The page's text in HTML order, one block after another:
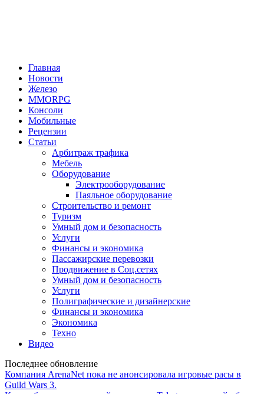
Главная
Новости
Железо
MMORPG
Консоли
Мобильные
Рецензии
Статьи
Арбитраж трафика
Мебель
Оборудование
Электрооборудование
Паяльное оборудование
Строительство и ремонт
Туризм
Умный дом и безопасность
Услуги
Финансы и экономика
Пассажирские перевозки
Продвижение в Соц.сетях
Умный дом и безопасность
Услуги
Полиграфические и дизайнерские
Финансы и экономика
Экономика
Техно
Видео
Последнее обновление
Компания ArenaNet пока не анонсировала игровые расы в
Guild Wars 3.